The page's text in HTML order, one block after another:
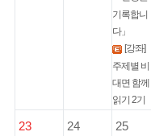
기록합니
다」
[강좌]
주제별 비
대면 함께
읽기 2기
23 24 25